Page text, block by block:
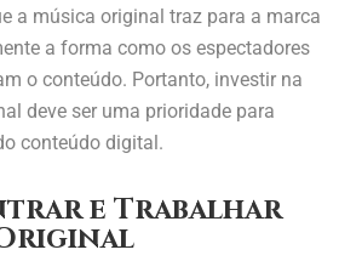
a música original traz para a marca
a forma como os espectadores
o conteúdo. Portanto, investir na
deve ser uma prioridade para
conteúdo digital.
e Trabalhar